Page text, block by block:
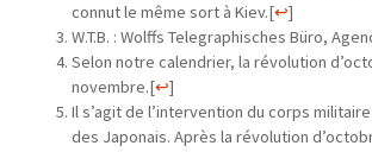
connut le même sort à Kiev.[↩]
W.T.B. : Wolffs Telegraphisches Büro,
Selon notre calendrier, la révolution
novembre.[↩]
Il s’agit de l’intervention du corps
des Japonais. Après la révolution